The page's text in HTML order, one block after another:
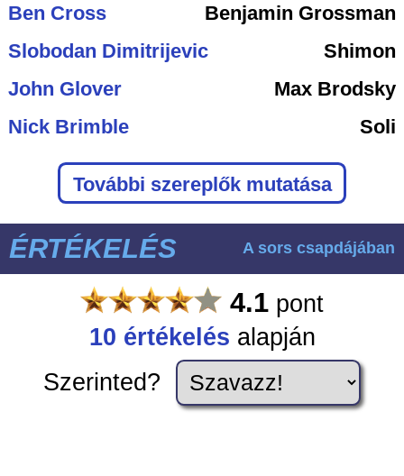
Ben Cross
Benjamin Grossman
Slobodan Dimitrijevic
Shimon
John Glover
Max Brodsky
Nick Brimble
Soli
További szereplők mutatása
ÉRTÉKELÉS A sors csapdájában
4.1 pont
10 értékelés alapján
Szerinted?